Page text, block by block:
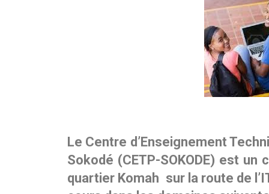
Bars&Restaurants
Super-Marché
Radio
Le Centre d’Enseignement
Sokodé (CETP-SOKODE) est
quartier Komah sur la route de